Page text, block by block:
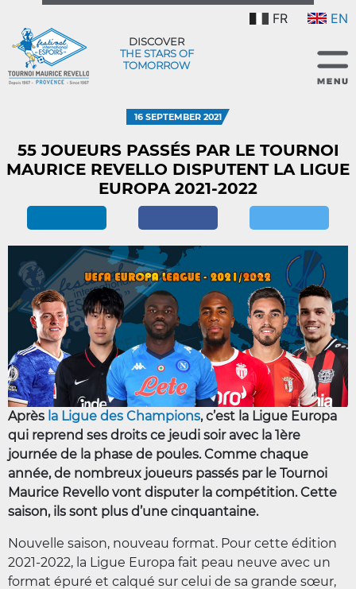
FR EN
DISCOVER
THE STARS OF
TOMORROW
16 SEPTEMBER 2021
55 JOUEURS PASSÉS PAR LE TOURNOI
MAURICE REVELLO DISPUTENT LA LIGUE
EUROPA 2021-2022
Après la Ligue des Champions, c’est la Ligue Europa
qui reprend ses droits ce jeudi soir avec la 1ère
journée de la phase de poules. Comme chaque
année, de nombreux joueurs passés par le Tournoi
Maurice Revello vont disputer la compétition. Cette
saison, ils sont plus d’une cinquantaine.
Nouvelle saison, nouveau format. Pour cette édition
2021-2022, la Ligue Europa fait peau neuve avec un
format épuré et calqué sur celui de sa grande sœur,